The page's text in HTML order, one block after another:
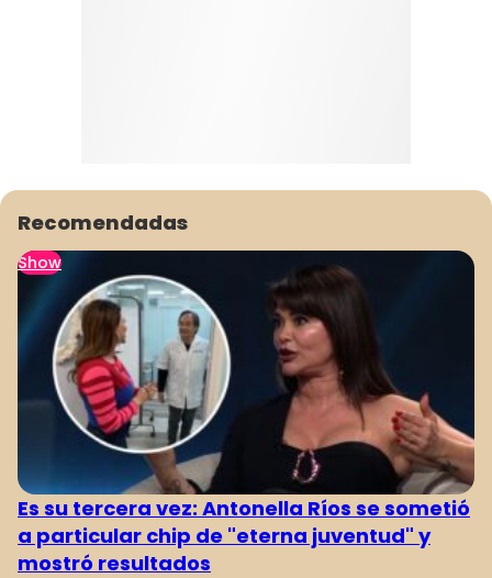
Recomendadas
Show
Es su tercera vez: Antonella Ríos se sometió
a particular chip de "eterna juventud" y
mostró resultados